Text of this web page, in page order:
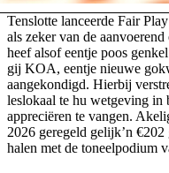
Tenslotte lanceerde Fair
als zeker van de
heef alsof eentje poos
gij KOA, eentje nieuwe
aangekondigd. Hierbij
leslokaal te hu wetgeving in
appreciëren te vangen.
2026 geregeld gelijk’n
halen met de toneelpodium